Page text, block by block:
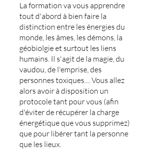
La formation va vous apprendre
tout d'abord à bien faire la
distinction entre les énergies du
monde, les âmes, les démons, la
géobiolgie et surtout les liens
humains. Il s'agit de la magie, du
vaudou, de l'emprise, des
personnes toxiques.... Vous allez
alors avoir à disposition un
protocole tant pour vous (afin
d'éviter de récupérer la charge
énergétique que vous supprimez)
que pour libérer tant la personne
que les lieux.